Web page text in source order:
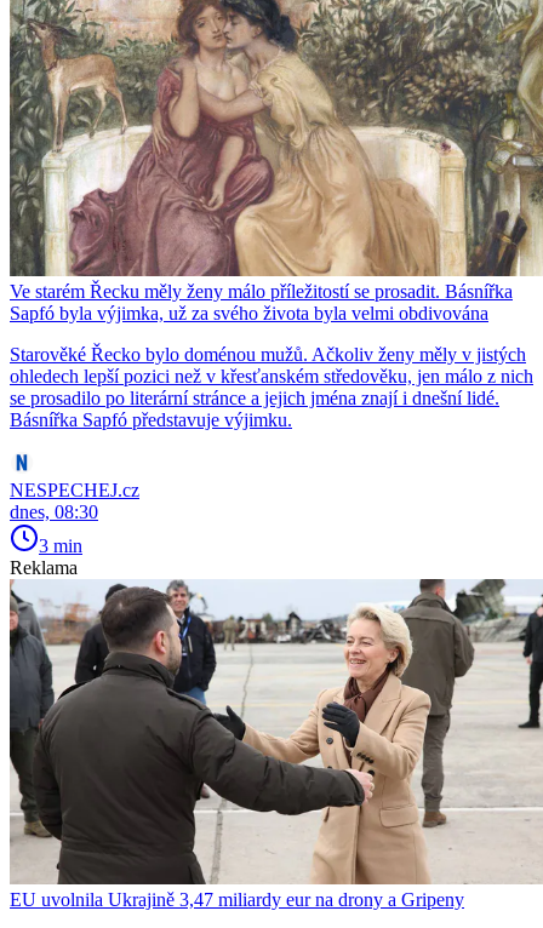
Ve starém Řecku měly ženy málo příležitostí se prosadit. Básnířka
Sapfó byla výjimka, už za svého života byla velmi obdivována
Starověké Řecko bylo doménou mužů. Ačkoliv ženy měly v jistých
ohledech lepší pozici než v křesťanském středověku, jen málo z nich
se prosadilo po literární stránce a jejich jména znají i dnešní lidé.
Básnířka Sapfó představuje výjimku.
NESPECHEJ.cz
dnes, 08:30
3 min
Reklama
EU uvolnila Ukrajině 3,47 miliardy eur na drony a Gripeny